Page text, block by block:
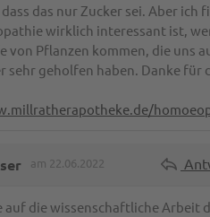
das nur Zucker sei. Aber ich
wirklich interessant ist,
von Pflanzen kommen, die uns
sehr geholfen haben. Danke für
am 22.06.2022
auf die wissenschaftliche Arbeit